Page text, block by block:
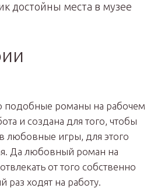
достойны места в музее
подобные романы на рабочем
и создана для того, чтобы
в любовные игры, для этого
Да любовный роман на
от того собственно
раз ходят на работу.